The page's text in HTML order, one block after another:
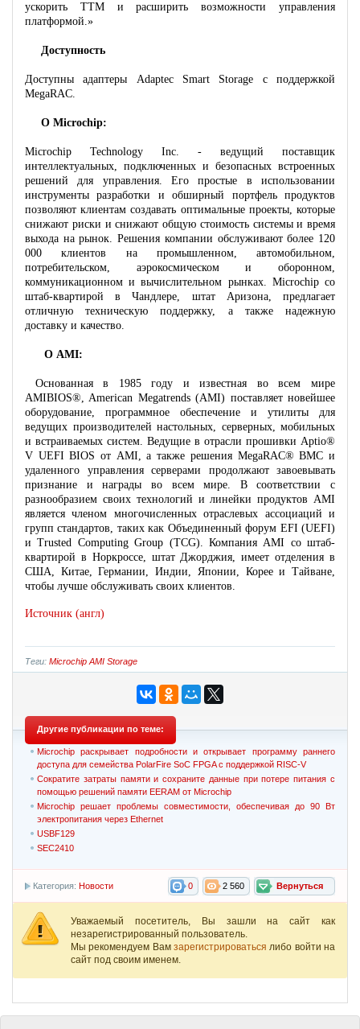
ускорить TTM и расширить возможности управления
платформой.»
Доступность
Доступны адаптеры Adaptec Smart Storage с поддержкой
MegaRAC.
О Microchip:
Microchip Technology Inc. - ведущий поставщик
интеллектуальных, подключенных и безопасных встроенных
решений для управления. Его простые в использовании
инструменты разработки и обширный портфель продуктов
позволяют клиентам создавать оптимальные проекты, которые
снижают риски и снижают общую стоимость системы и время
выхода на рынок. Решения компании обслуживают более 120
000 клиентов на промышленном, автомобильном,
потребительском, аэрокосмическом и оборонном,
коммуникационном и вычислительном рынках. Microchip со
штаб-квартирой в Чандлере, штат Аризона, предлагает
отличную техническую поддержку, а также надежную
доставку и качество.
О AMI:
Основанная в 1985 году и известная во всем мире
AMIBIOS®, American Megatrends (AMI) поставляет новейшее
оборудование, программное обеспечение и утилиты для
ведущих производителей настольных, серверных, мобильных
и встраиваемых систем. Ведущие в отрасли прошивки Aptio®
V UEFI BIOS от AMI, а также решения MegaRAC® BMC и
удаленного управления серверами продолжают завоевывать
признание и награды во всем мире. В соответствии с
разнообразием своих технологий и линейки продуктов AMI
является членом многочисленных отраслевых ассоциаций и
групп стандартов, таких как Объединенный форум EFI (UEFI)
и Trusted Computing Group (TCG). Компания AMI со штаб-
квартирой в Норкроссе, штат Джорджия, имеет отделения в
США, Китае, Германии, Индии, Японии, Корее и Тайване,
чтобы лучше обслуживать своих клиентов.
Источник (англ)
Теги: Microchip AMI Storage
Другие публикации по теме:
Microchip раскрывает подробности и открывает программу раннего
доступа для семейства PolarFire SoC FPGA с поддержкой RISC-V
Сократите затраты памяти и сохраните данные при потере питания с
помощью решений памяти EERAM от Microchip
Microchip решает проблемы совместимости, обеспечивая до 90 Вт
электропитания через Ethernet
USBF129
SEC2410
Вернуться
2 560
0
Категория: Новости
Уважаемый посетитель, Вы зашли на сайт как
незарегистрированный пользователь.
Мы рекомендуем Вам зарегистрироватьсялибо войти на
сайт под своим именем.